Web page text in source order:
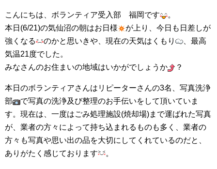
こんにちは、ボランティア受入部 福岡です
。
本日(6/21)の気仙沼の朝はお日様
が上り、今日も日差しが
強くなる
のかと思いきや、現在の天気はくもり
、最高
気温21度でした。
みなさんのお住まいの地域はいかがでしょうか
？
本日のボランティアさんはリピーターさんの3名、写真洗浄
部
で写真の洗浄及び整理のお手伝いをして頂いていま
す。現在は、一度はごみ処理施設(焼却場)まで運ばれた写真
が、業者の方々によって持ち込まれるものも多く、業者の
方々も写真や思い出の品を大切にしてくれているのだと、
ありがたく感じております
。
集中捜索活動の記録
ボランティア募集要項
ボランティアさん集合写真館
港町の縫いっ娘ぶらぐ
港町の編みっ娘ぶらぐ
編みっ娘たち紹介
KRA BLOG